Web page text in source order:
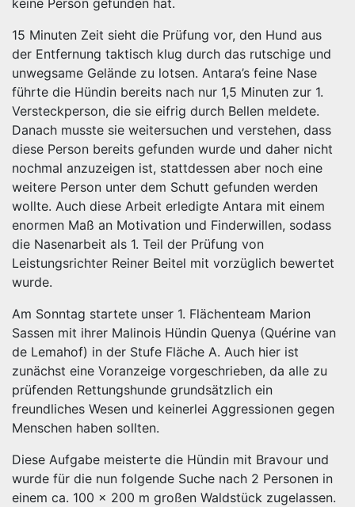
15 Minuten Zeit sieht die Prüfung vor, den Hund aus
der Entfernung taktisch klug durch das rutschige und
unwegsame Gelände zu lotsen. Antara’s feine Nase
führte die Hündin bereits nach nur 1,5 Minuten zur 1.
Versteckperson, die sie eifrig durch Bellen meldete.
Danach musste sie weitersuchen und verstehen, dass
diese Person bereits gefunden wurde und daher nicht
nochmal anzuzeigen ist, stattdessen aber noch eine
weitere Person unter dem Schutt gefunden werden
wollte. Auch diese Arbeit erledigte Antara mit einem
enormen Maß an Motivation und Finderwillen, sodass
die Nasenarbeit als 1. Teil der Prüfung von
Leistungsrichter Reiner Beitel mit vorzüglich bewertet
wurde.
Am Sonntag startete unser 1. Flächenteam Marion
Sassen mit ihrer Malinois Hündin Quenya (Quérine van
de Lemahof) in der Stufe Fläche A. Auch hier ist
zunächst eine Voranzeige vorgeschrieben, da alle zu
prüfenden Rettungshunde grundsätzlich ein
freundliches Wesen und keinerlei Aggressionen gegen
Menschen haben sollten.
Diese Aufgabe meisterte die Hündin mit Bravour und
wurde für die nun folgende Suche nach 2 Personen in
einem ca. 100 x 200 m großen Waldstück zugelassen.